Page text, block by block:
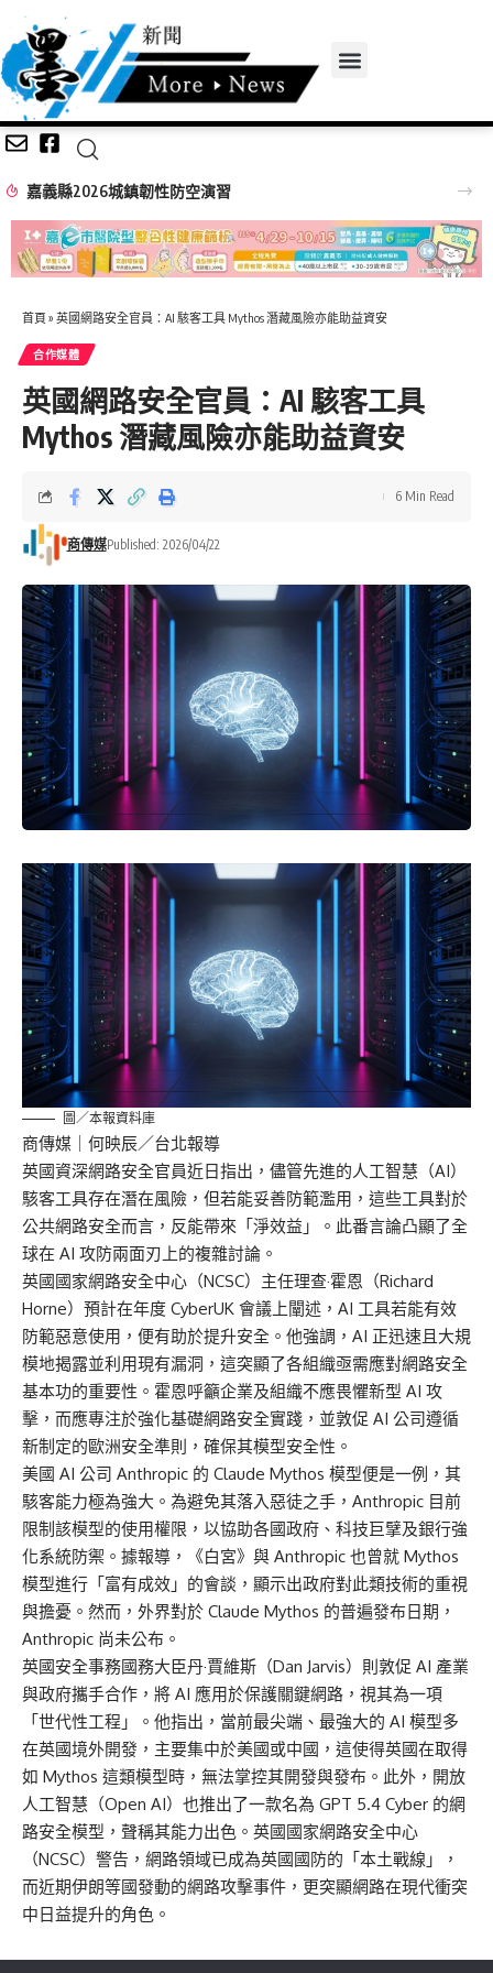
嘉義縣2026城鎮韌性防空演習
首頁 » 英國網路安全官員：AI 駭客工具 Mythos 潛藏風險亦能助益資安
合作媒體
英國網路安全官員：AI 駭客工具
Mythos 潛藏風險亦能助益資安
商傳媒Published: 2026/04/22
6 Min Read
圖／本報資料庫
商傳媒 ｜何映辰／台北報導
英國資深網路安全官員近日指出，儘管先進的人工智慧（AI）
駭客工具存在潛在風險，但若能妥善防範濫用，這些工具對於
公共網路安全而言，反能帶來「淨效益」。此番言論凸顯了全
球在 AI 攻防兩面刃上的複雜討論。
英國國家網路安全中心（NCSC）主任理查·霍恩（Richard
Horne）預計在年度 CyberUK 會議上闡述，AI 工具若能有效
防範惡意使用，便有助於提升安全。他強調，AI 正迅速且大規
模地揭露並利用現有漏洞，這突顯了各組織亟需應對網路安全
基本功的重要性。霍恩呼籲企業及組織不應畏懼新型 AI 攻
擊，而應專注於強化基礎網路安全實踐，並敦促 AI 公司遵循
新制定的歐洲安全準則，確保其模型安全性。
美國 AI 公司 Anthropic 的 Claude Mythos 模型便是一例，其
駭客能力極為強大。為避免其落入惡徒之手，Anthropic 目前
限制該模型的使用權限，以協助各國政府、科技巨擘及銀行強
化系統防禦。據報導，《白宮》與 Anthropic 也曾就 Mythos
模型進行「富有成效」的會談，顯示出政府對此類技術的重視
與擔憂。然而，外界對於 Claude Mythos 的普遍發布日期，
Anthropic 尚未公布。
英國安全事務國務大臣丹·賈維斯（Dan Jarvis）則敦促 AI 產業
與政府攜手合作，將 AI 應用於保護關鍵網路，視其為一項
「世代性工程」。他指出，當前最尖端、最強大的 AI 模型多
在英國境外開發，主要集中於美國或中國，這使得英國在取得
如 Mythos 這類模型時，無法掌控其開發與發布。此外，開放
人工智慧（Open AI）也推出了一款名為 GPT 5.4 Cyber 的網
路安全模型，聲稱其能力出色。英國國家網路安全中心
（NCSC）警告，網路領域已成為英國國防的「本土戰線」，
而近期伊朗等國發動的網路攻擊事件，更突顯網路在現代衝突
中日益提升的角色。